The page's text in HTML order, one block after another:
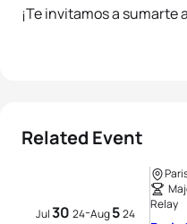
¡Te invitamos a sumarte
Related Event
Jul30 24-Aug524
Relay